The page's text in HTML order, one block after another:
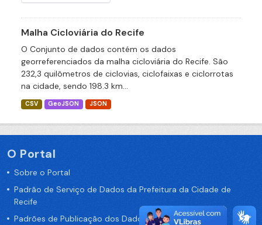
Malha Cicloviária do Recife
O Conjunto de dados contém os dados
georreferenciados da malha cicloviária do Recife. São
232,3 quilômetros de ciclovias, ciclofaixas e ciclorrotas
na cidade, sendo 198.3 km...
CSV GeoJSON JSON
O Portal
Sobre o Portal
Padrão de Serviço de Dados da Prefeitura da Cidade de
Recife
Padrões de Publicação dos Dados no Portal de Dados